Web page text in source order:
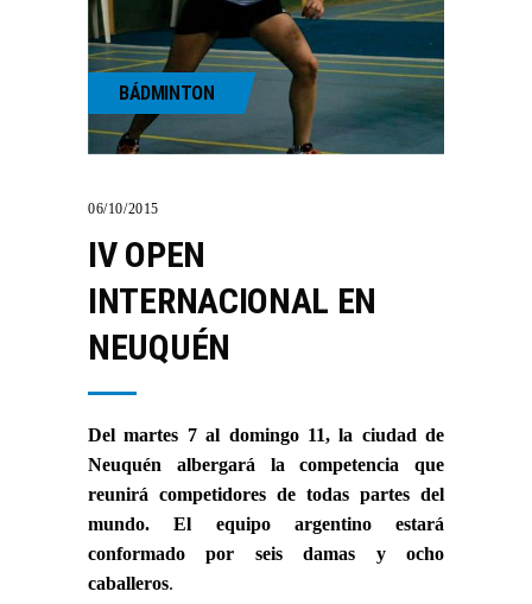
BÁDMINTON
06/10/2015
IV OPEN
INTERNACIONAL EN
NEUQUÉN
Del martes 7 al domingo 11, la ciudad de
Neuquén albergará la competencia que
reunirá competidores de todas partes del
mundo. El equipo argentino estará
conformado por seis damas y ocho
caballeros.